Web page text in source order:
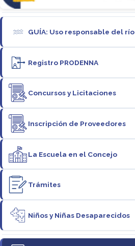
GUÍA: Uso responsable del río
Registro PRODENNA
Concursos y Licitaciones
Inscripción de Proveedores
La Escuela en el Concejo
Trámites
Niños y Niñas Desaparecidos